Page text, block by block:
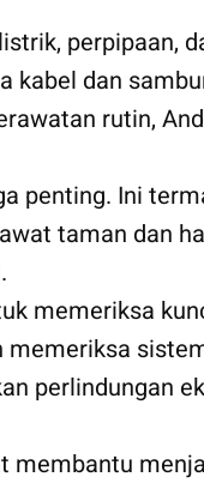
perpipaan,
kabel dan
rutin,
penting. Ini
taman dan
memeriksa
memeriksa
perlindungan
membantu